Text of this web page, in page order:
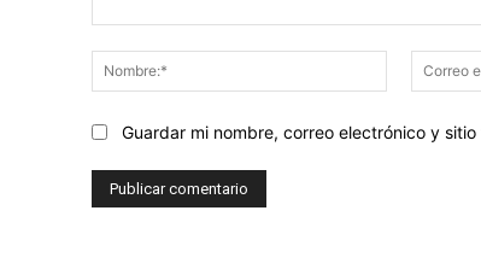
Nombre:*
Guardar mi nombre, correo electrónico y